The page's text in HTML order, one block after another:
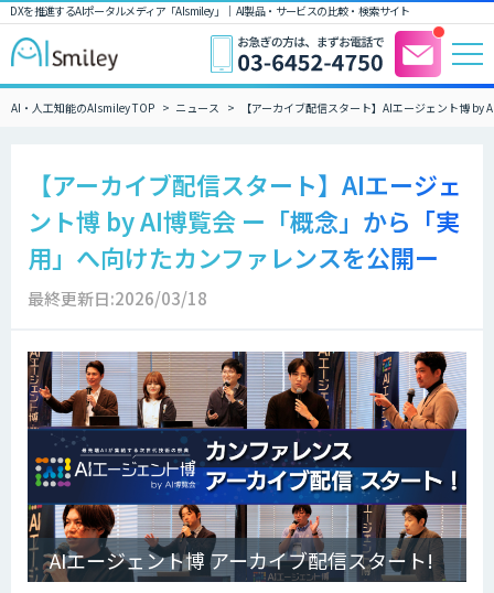
DXを推進するAIポータルメディア「AIsmiley」｜ AI製品・サービスの比較・検索サイト
AI・人工知能のAIsmiley TOP ニュース 【アーカイブ配信スタート】AIエージェント博
【アーカイブ配信スタート】AIエージェ
ント博 by AI博覧会 ー「概念」から「実
用」へ向けたカンファレンスを公開ー
最終更新日:2026/03/18
AIエージェント博 アーカイブ配信スタート!